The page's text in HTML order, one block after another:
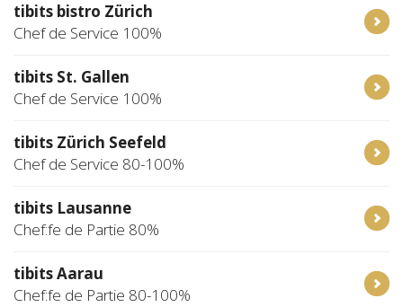
tibits bistro Zürich
Chef de Service 100%
tibits St. Gallen
Chef de Service 100%
tibits Zürich Seefeld
Chef de Service 80-100%
tibits Lausanne
Chef:fe de Partie 80%
tibits Aarau
Chef:fe de Partie 80-100%